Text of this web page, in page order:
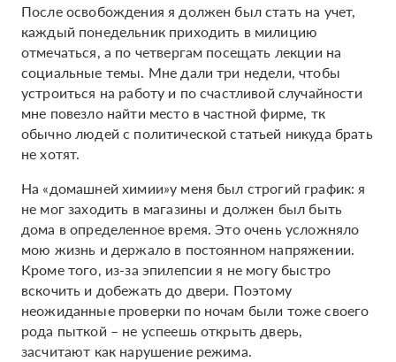
После освобождения я должен был стать на учет,
каждый понедельник приходить в милицию
отмечаться, а по четвергам посещать лекции на
социальные темы. Мне дали три недели, чтобы
устроиться на работу и по счастливой случайности
мне повезло найти место в частной фирме, тк
обычно людей с политической статьей никуда брать
не хотят.
На «домашней химии»у меня был строгий график: я
не мог заходить в магазины и должен был быть
дома в определенное время. Это очень усложняло
мою жизнь и держало в постоянном напряжении.
Кроме того, из-за эпилепсии я не могу быстро
вскочить и добежать до двери. Поэтому
неожиданные проверки по ночам были тоже своего
рода пыткой – не успеешь открыть дверь,
засчитают как нарушение режима.